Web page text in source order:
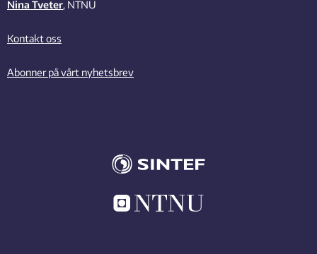
Nina Tveter, NTNU
Kontakt oss
Abonner på vårt nyhetsbrev